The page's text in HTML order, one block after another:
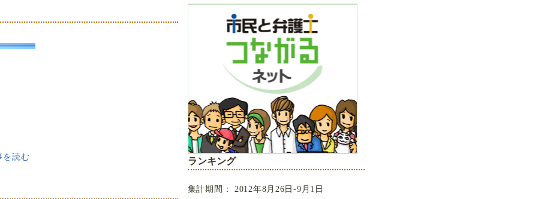
を読む ランキング
集計期間： 2012年8月26日-9月1日